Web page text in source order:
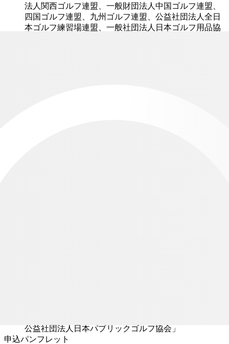
法人関西ゴルフ連盟、一般財団法人中国ゴルフ連盟、
四国ゴルフ連盟、九州ゴルフ連盟、公益社団法人全日
本ゴルフ練習場連盟、一般社団法人日本ゴルフ用品協
公益社団法人日本パブリックゴルフ協会」
申込パンフレット